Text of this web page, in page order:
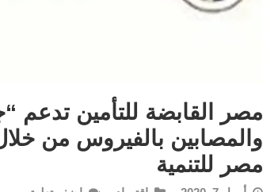
مصر القابضة للتأمين
والمصابين بالفيروس من
مصر للتنمية